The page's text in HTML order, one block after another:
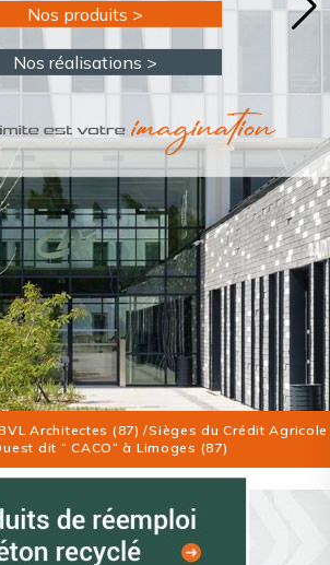
Nos produits >
Nos réalisations >
Architectes (87) /Sièges du Crédit Agricole
dit “ CACO“ à Limoges (87)